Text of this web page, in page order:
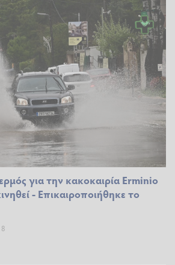
για την κακοκαιρία Erminio
- Επικαιροποιήθηκε το